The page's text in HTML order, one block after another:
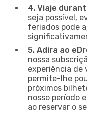
4. Viaje
seja possível,
feriados pode
5. Adira ao
nossa
experiência de
permite-lhe
próximos
nosso período
ao reservar o